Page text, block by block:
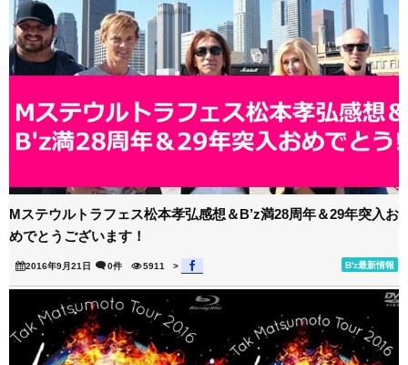
Mステウルトラフェス松本孝弘感想＆B’z満28周年＆29年突入お
めでとうございます！
2016年9月21日 B'z最新情報
0件 5911 >